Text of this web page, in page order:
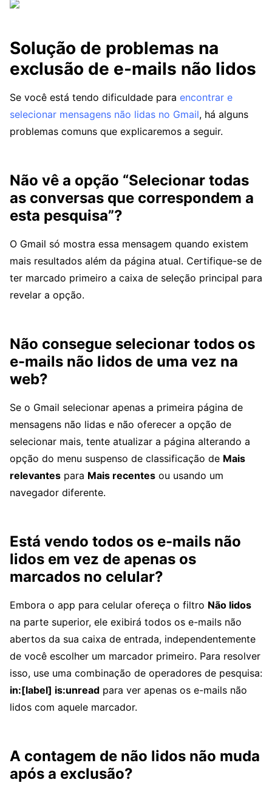
Solução de problemas na
exclusão de e-mails não lidos
Se você está tendo dificuldade para encontrar e
selecionar mensagens não lidas no Gmail, há alguns
problemas comuns que explicaremos a seguir.
Não vê a opção “Selecionar todas
as conversas que correspondem a
esta pesquisa”?
O Gmail só mostra essa mensagem quando existem
mais resultados além da página atual. Certifique-se de
ter marcado primeiro a caixa de seleção principal para
revelar a opção.
Não consegue selecionar todos os
e-mails não lidos de uma vez na
web?
Se o Gmail selecionar apenas a primeira página de
mensagens não lidas e não oferecer a opção de
selecionar mais, tente atualizar a página alterando a
opção do menu suspenso de classificação de Mais
relevantes para Mais recentes ou usando um
navegador diferente.
Está vendo todos os e-mails não
lidos em vez de apenas os
marcados no celular?
Embora o app para celular ofereça o filtro Não lidos
na parte superior, ele exibirá todos os e-mails não
abertos da sua caixa de entrada, independentemente
de você escolher um marcador primeiro. Para resolver
isso, use uma combinação de operadores de pesquisa:
in:[label] is:unread para ver apenas os e-mails não
lidos com aquele marcador.
A contagem de não lidos não muda
após a exclusão?